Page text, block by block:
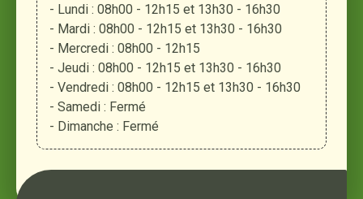
- Lundi : 08h00 - 12h15 et 13h30 - 16h30
- Mardi : 08h00 - 12h15 et 13h30 - 16h30
- Mercredi : 08h00 - 12h15
- Jeudi : 08h00 - 12h15 et 13h30 - 16h30
- Vendredi : 08h00 - 12h15 et 13h30 - 16h30
- Samedi : Fermé
- Dimanche : Fermé